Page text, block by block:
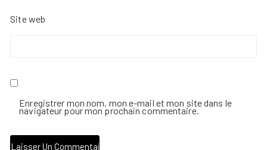
Site web
Enregistrer mon nom, mon e-mail et mon site dans le
navigateur pour mon prochain commentaire.